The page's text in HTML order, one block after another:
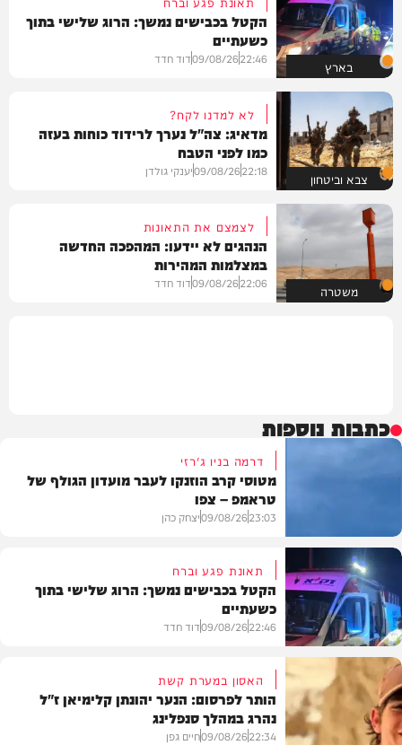
בארץ
הקטל בכבישים נמשך: הרוג שלישי בתוך
כשעתיים
22:46
09/08/26דוד חדד
צבא וביטחון
לא למדנו לקח?
מדאיג: צה"ל נערך לרידוד כוחות בעזה
כמו לפני הטבח
22:18
09/08/26יענקי גולדן
משטרה
לצמצם את התאונות
הנהגים לא יידעו: המהפכה החדשה
במצלמות המהירות
22:06
09/08/26דוד חדד
כתבות נוספות
וידאו
דרמה בניו ג'רזי
מטוסי קרב הוזנקו לעבר מועדון הגולף של
טראמפ – צפו
23:03
09/08/26יצחק כהן
תאונת פגע וברח
הקטל בכבישים נמשך: הרוג שלישי בתוך
כשעתיים
22:46
09/08/26דוד חדד
האסון במערת קשת
הותר לפרסום: הנער יהונתן קלימיאן ז"ל
נהרג במהלך סנפלינג
22:34
09/08/26חיים גפן